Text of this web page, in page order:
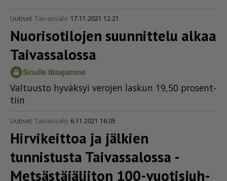
Uutiset Taivassalo 17.11.2021 12.21
Nuorisotilojen suunnittelu alkaa
Taivassalossa
Val­tuus­to hy­väk­syi ve­ro­jen las­kun 19,50 pro­sent­
tiin
Uutiset Taivassalo 6.11.2021 16.05
Hirvikeittoa ja jälkien
tunnistusta Taivassalossa -
Metsäs­tä­jä­liiton 100-vuotis­juh­